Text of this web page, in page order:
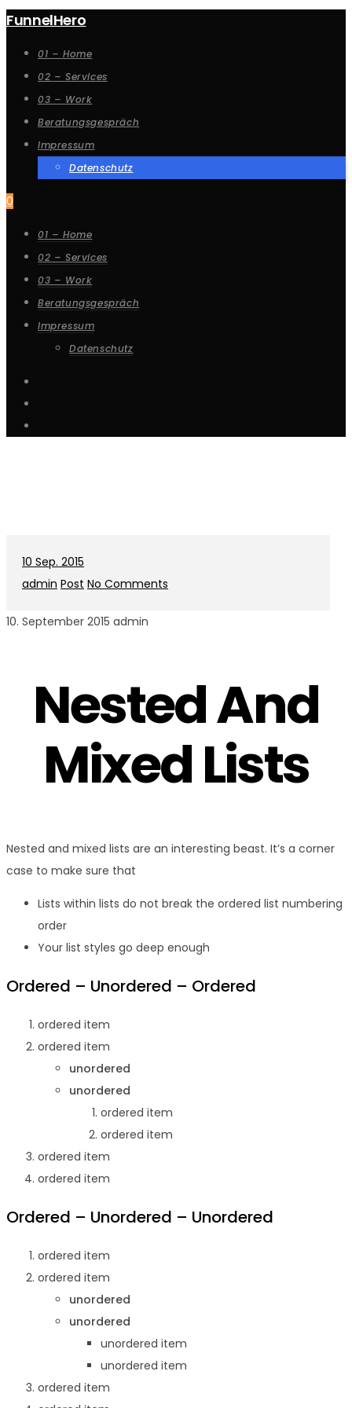
FunnelHero
01 – Home
02 – Services
03 – Work
Beratungsgespräch
Impressum
Datenschutz
0
01 – Home
02 – Services
03 – Work
Beratungsgespräch
Impressum
Datenschutz
10 Sep. 2015
admin Post No Comments
10. September 2015 admin
Nested And
Mixed Lists
Nested and mixed lists are an interesting beast. It’s a corner
case to make sure that
Lists within lists do not break the ordered list numbering
order
Your list styles go deep enough
Ordered – Unordered – Ordered
ordered item
ordered item
unordered
unordered
ordered item
ordered item
ordered item
ordered item
Ordered – Unordered – Unordered
ordered item
ordered item
unordered
unordered
unordered item
unordered item
ordered item